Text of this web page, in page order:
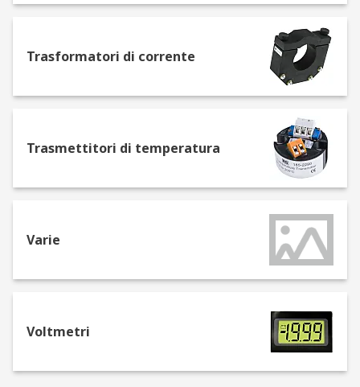
Stampanti da pannello
Temporizzatori
Trasformatori di corrente
Trasformatori di corrente
Trasmettitori di temperatura
Varie
Voltmetri